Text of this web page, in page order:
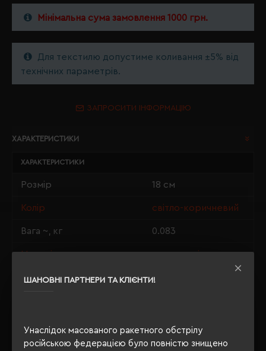
ШАНОВНІ ПАРТНЕРИ ТА КЛІЄНТИ!
Унаслідок масованого ракетного обстрілу
російською федерацією було повністю знищено
Мінімальна сума замовлення 1000 грн.
Для текстилю допустиме коливання ±5% від
технічних параметрів.
ЗАПРОСИТИ ІНФОРМАЦІЮ
ХАРАКТЕРИСТИКИ
ХАРАКТЕРИСТИКИ
Розмір 18 см
Колір світло-коричневий
Вага ~, кг 0.083
Матеріали плюш, поліестер
Індивідуальна упаковка п/е пакет